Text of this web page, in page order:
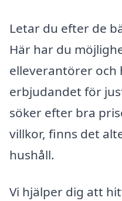
Letar du efter de
Här har du
elleverantörer och
erbjudandet för
söker efter bra
villkor, finns det
hushåll.
Vi hjälper dig att